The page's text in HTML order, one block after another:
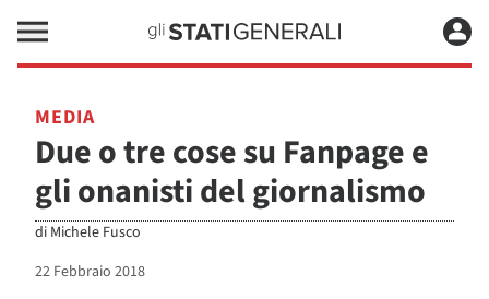
MEDIA
Due o tre cose su Fanpage e
gli onanisti del giornalismo
di Michele Fusco
22 Febbraio 2018